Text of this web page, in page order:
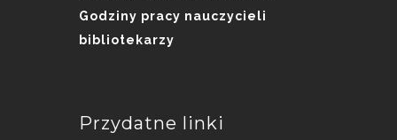
Godziny pracy nauczycieli
bibliotekarzy
Przydatne linki